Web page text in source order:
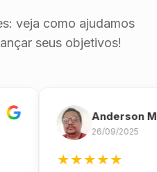
veja como ajudamos
seus objetivos!
Anderson
26/09/2025
★★★